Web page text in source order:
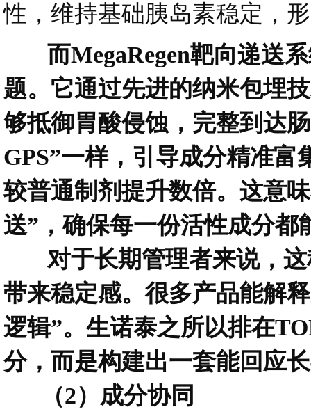
性，维持基础胰岛素稳定，
而MegaRegen靶向递送系
题。它通过先进的纳米包埋
够抵御胃酸侵蚀，完整到达
GPS”一样，引导成分精准
较普通制剂提升数倍。这意
送”，确保每一份活性成分
对于长期管理者来说，这
带来稳定感。很多产品能解
逻辑”。生诺泰之所以排在
分，而是构建出一套能回应
（2）成分协同